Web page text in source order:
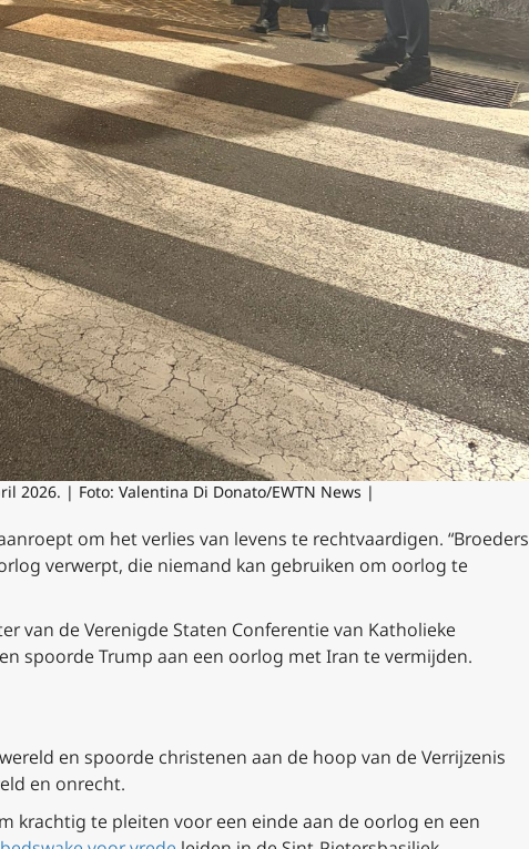
2026. | Foto: Valentina Di Donato/EWTN News |
om het verlies van levens te rechtvaardigen. “Broeders
verwerpt, die niemand kan gebruiken om oorlog te
van de Verenigde Staten Conferentie van Katholieke
spoorde Trump aan een oorlog met Iran te vermijden.
en spoorde christenen aan de hoop van de Verrijzenis
en onrecht.
krachtig te pleiten voor een einde aan de oorlog en een